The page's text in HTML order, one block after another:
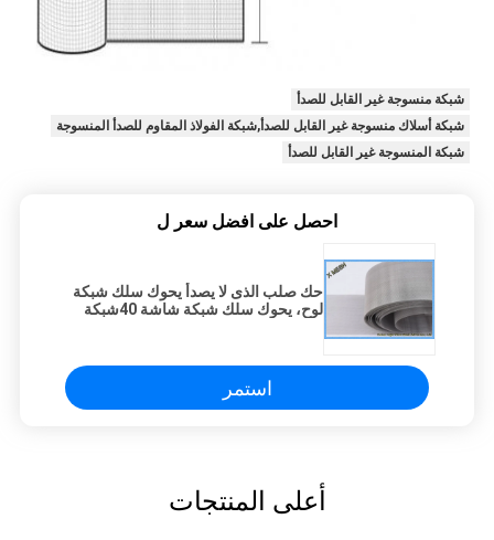
شبكة منسوجة غير القابل للصدأ
شبكة أسلاك منسوجة غير القابل للصدأ,شبكة الفولاذ المقاوم للصدأ المنسوجة
شبكة المنسوجة غير القابل للصدأ
احصل على افضل سعر ل
حك صلب الذى لا يصدأ يحوك سلك شبكة
لوح، يحوك سلك شبكة شاشة 40شبكة
استمر
أعلى المنتجات